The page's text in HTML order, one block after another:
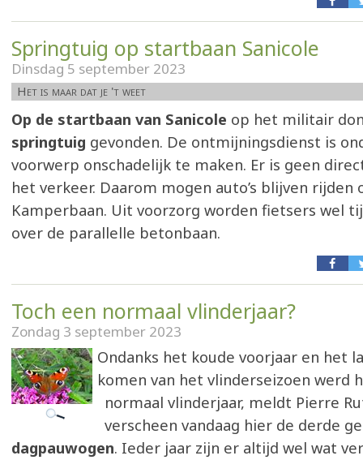
Springtuig op startbaan Sanicole
Dinsdag 5 september 2023
Het is maar dat je 't weet
Op de startbaan van Sanicole op het militair
springtuig gevonden. De ontmijningsdienst is
voorwerp onschadelijk te maken. Er is geen
het verkeer. Daarom mogen auto’s blijven rijden
Kamperbaan. Uit voorzorg worden fietsers wel
over de parallelle betonbaan.
Toch een normaal vlinderjaar?
Zondag 3 september 2023
Ondanks het koude voorjaar en het
komen van het vlinderseizoen werd
normaal vlinderjaar, meldt Pierre
verscheen vandaag hier de derde
dagpauwogen. Ieder jaar zijn er altijd wel wat